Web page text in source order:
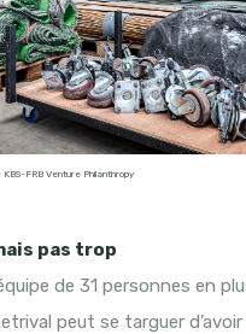
FRB Venture Philanthropy
pas trop
de 31 personnes en
peut se targuer